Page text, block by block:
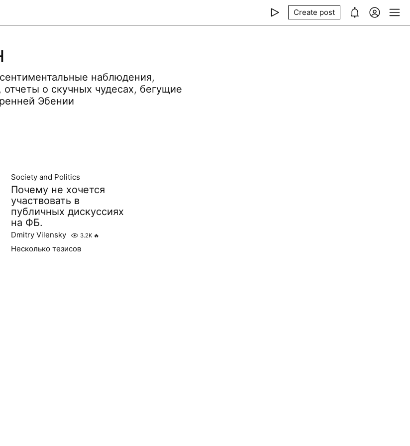
Create post
наблюдения,
о скучных чудесах, бегущие
Эбении
Society and Politics
Почему не хочется
участвовать в
публичных дискуссиях
на ФБ.
Dmitry Vilensky 3.2K 🔥
Несколько тезисов